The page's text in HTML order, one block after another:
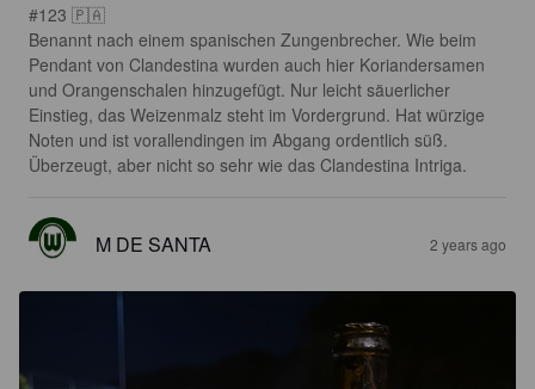
#123 🇵🇦
Benannt nach einem spanischen Zungenbrecher. Wie beim
Pendant von Clandestina wurden auch hier Koriandersamen
und Orangenschalen hinzugefügt. Nur leicht säuerlicher
Einstieg, das Weizenmalz steht im Vordergrund. Hat würzige
Noten und ist vorallendingen im Abgang ordentlich süß.
Überzeugt, aber nicht so sehr wie das Clandestina Intriga.
M DE SANTA 2 years ago